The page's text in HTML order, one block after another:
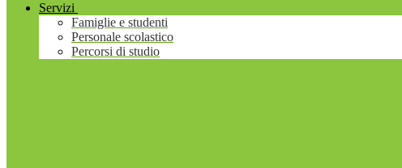
Servizi
Famiglie e studenti
Personale scolastico
Percorsi di studio